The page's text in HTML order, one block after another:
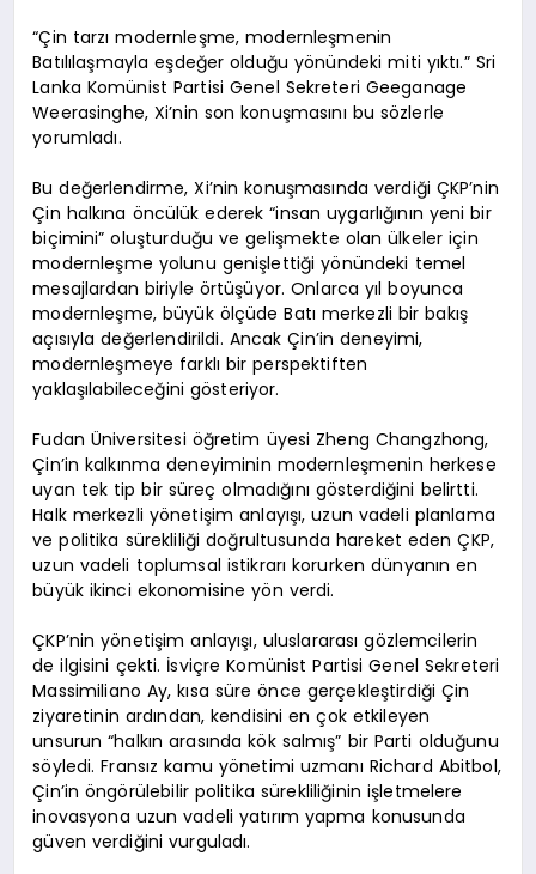
“Çin tarzı modernleşme, modernleşmenin
Batılılaşmayla eşdeğer olduğu yönündeki miti yıktı.” Sri
Lanka Komünist Partisi Genel Sekreteri Geeganage
Weerasinghe, Xi’nin son konuşmasını bu sözlerle
yorumladı.
Bu değerlendirme, Xi’nin konuşmasında verdiği ÇKP’nin
Çin halkına öncülük ederek “insan uygarlığının yeni bir
biçimini” oluşturduğu ve gelişmekte olan ülkeler için
modernleşme yolunu genişlettiği yönündeki temel
mesajlardan biriyle örtüşüyor. Onlarca yıl boyunca
modernleşme, büyük ölçüde Batı merkezli bir bakış
açısıyla değerlendirildi. Ancak Çin’in deneyimi,
modernleşmeye farklı bir perspektiften
yaklaşılabileceğini gösteriyor.
Fudan Üniversitesi öğretim üyesi Zheng Changzhong,
Çin’in kalkınma deneyiminin modernleşmenin herkese
uyan tek tip bir süreç olmadığını gösterdiğini belirtti.
Halk merkezli yönetişim anlayışı, uzun vadeli planlama
ve politika sürekliliği doğrultusunda hareket eden ÇKP,
uzun vadeli toplumsal istikrarı korurken dünyanın en
büyük ikinci ekonomisine yön verdi.
ÇKP’nin yönetişim anlayışı, uluslararası gözlemcilerin
de ilgisini çekti. İsviçre Komünist Partisi Genel Sekreteri
Massimiliano Ay, kısa süre önce gerçekleştirdiği Çin
ziyaretinin ardından, kendisini en çok etkileyen
unsurun “halkın arasında kök salmış” bir Parti olduğunu
söyledi. Fransız kamu yönetimi uzmanı Richard Abitbol,
Çin’in öngörülebilir politika sürekliliğinin işletmelere
inovasyona uzun vadeli yatırım yapma konusunda
güven verdiğini vurguladı.